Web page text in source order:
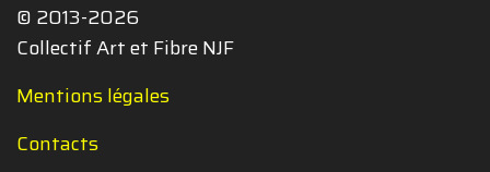
© 2013-2026
Collectif Art et Fibre NJF
Mentions légales
Contacts